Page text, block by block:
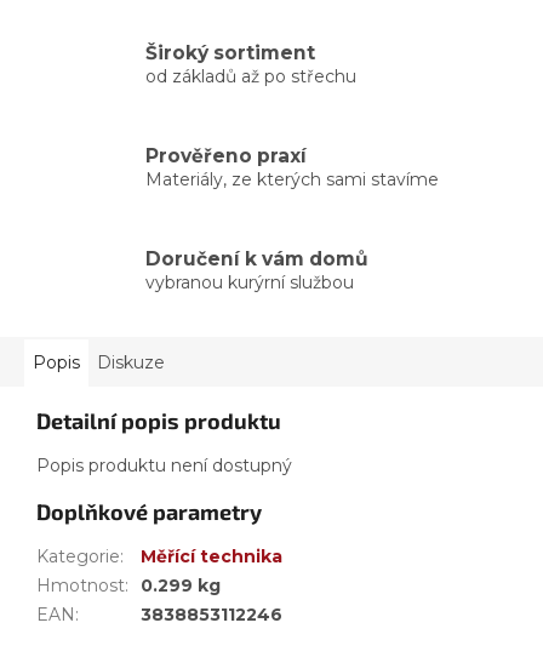
Široký sortiment
od základů až po střechu
Prověřeno praxí
Materiály, ze kterých sami stavíme
Doručení k vám domů
vybranou kurýrní službou
Popis Diskuze
Detailní popis produktu
Popis produktu není dostupný
Doplňkové parametry
Kategorie:
Měřící technika
Hmotnost:
0.299 kg
EAN: 3838853112246